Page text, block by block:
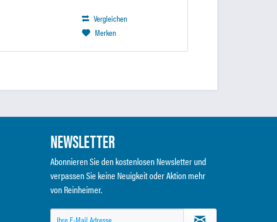
Vergleichen
Merken
NEWSLETTER
Abonnieren Sie den kostenlosen Newsletter und
verpassen Sie keine Neuigkeit oder Aktion mehr
von Reinheimer.